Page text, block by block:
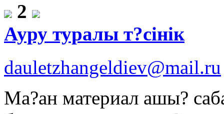
2
Ауру туралы т?сінік
dauletzhangeldiev@mail.ru
Ма?ан материал ашы?